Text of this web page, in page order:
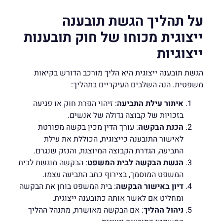
על תהליך הגשת תובענה
ייצוגית מכוחו של חוק תובענות
ייצוגיות
הגשת תובענה ייצוגית היא הליך מורכב הדורש בקיאות
משפטית. הנה השלבים העיקריים בתהליך:
איתור עילת התביעה: זיהוי הפרת חוק או פגיעה
בזכויות של קבוצה גדולה של אנשים.
הכנת הבקשה: עורך הדין מכין בקשה מפורטת
לאישור התובענה כייצוגית, הכוללת את עילת
התביעה, הגדרת הקבוצה המיוצגת, והנזק שנגרם.
הגשת הבקשה לבית המשפט: הבקשה מוגשת לבית
המשפט המוסמך, בצירוף כתב התביעה עצמו.
דיון באישור הבקשה: בית המשפט בוחן את הבקשה
ומחליט אם לאשר אותה כתובענה ייצוגית.
ניהול ההליך: אם הבקשה מאושרת, מתנהל ההליך